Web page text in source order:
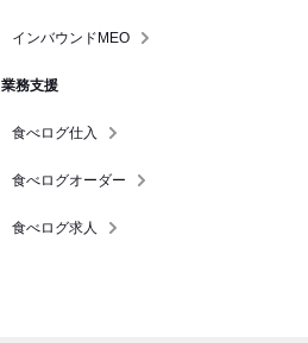
インバウンドMEO
業務支援
食べログ仕入
食べログオーダー
食べログ求人